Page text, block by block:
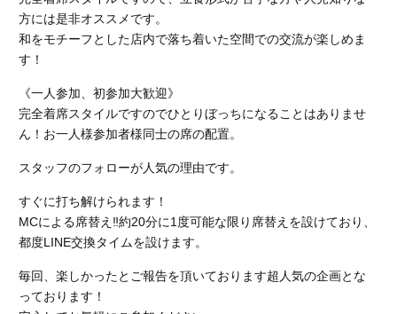
方には是非オススメです。
和をモチーフとした店内で落ち着いた空間での交流が楽しめま
す！
《一人参加、初参加大歓迎》
完全着席スタイルですのでひとりぼっちになることはありませ
ん！お一人様参加者様同士の席の配置。
スタッフのフォローが人気の理由です。
すぐに打ち解けられます！
MCによる席替え‼︎約20分に1度可能な限り席替えを設けており、
都度LINE交換タイムを設けます。
毎回、楽しかったとご報告を頂いております超人気の企画とな
っております！